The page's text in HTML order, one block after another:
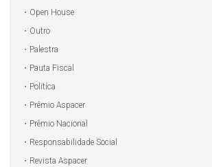
Open House
Outro
Palestra
Pauta Fiscal
Politíca
Prêmio Aspacer
Prêmio Nacional
Responsabilidade Social
Revista Aspacer